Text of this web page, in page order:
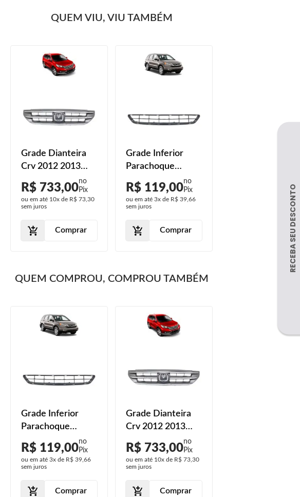
QUEM VIU, VIU TAMBÉM
Grade Dianteira
Crv 2012 2013
Moldura Cromada
R$ 733,00
ou em até 10x de R$ 73,30
sem juros
Comprar
Grade Inferior
Parachoque
2012 2013 2014
R$ 119,00
ou em até 3x de R$ 39,66
sem juros
Comprar
QUEM COMPROU, COMPROU TAMBÉM
Grade Inferior
Parachoque
Dianteiro Crv
2012 2013 2014
R$ 119,00
ou em até 3x de R$ 39,66
sem juros
Comprar
Grade Dianteira
Crv 2012 2013
2014 2015
Moldura Cromada
R$ 733,00
ou em até 10x de R$ 73,30
sem juros
Comprar